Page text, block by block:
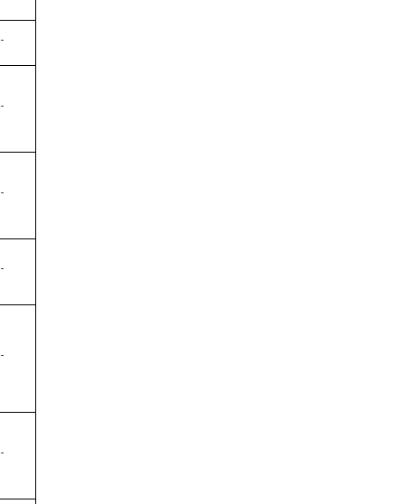
-
-
-
-
-
-